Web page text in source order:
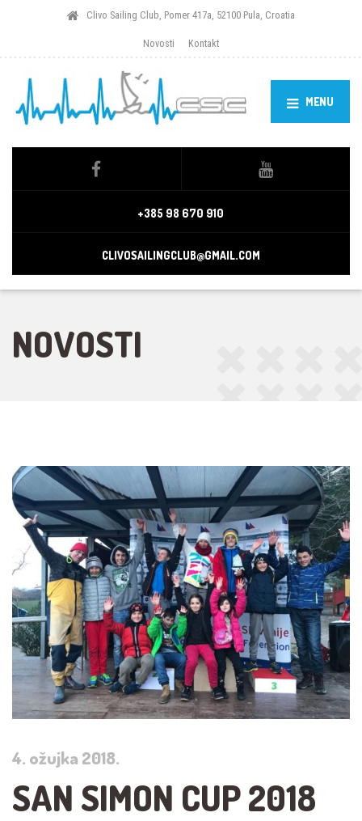
Clivo Sailing Club, Pomer 417a, 52100 Pula, Croatia
Novosti Kontakt
MENU
+385 98 670 910
CLIVOSAILINGCLUB@GMAIL.COM
NOVOSTI
4. ožujka 2018.
SAN SIMON CUP 2018